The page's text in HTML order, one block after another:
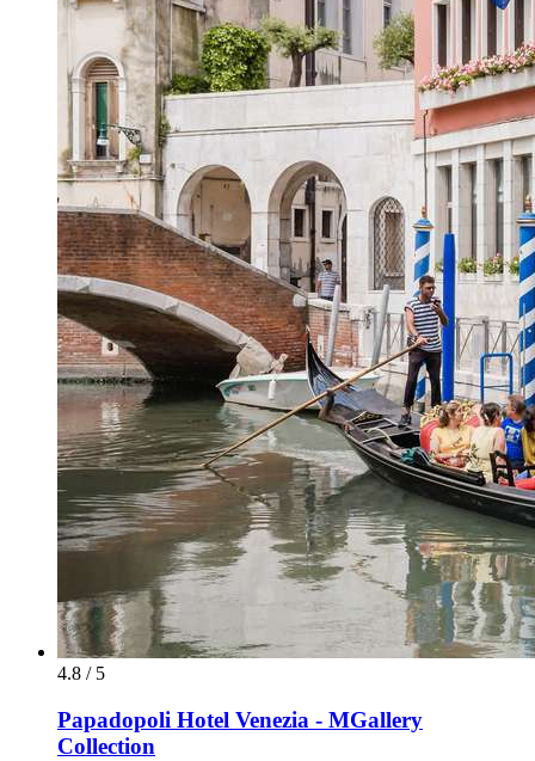
4.8 / 5
Papadopoli Hotel Venezia - MGallery
Collection